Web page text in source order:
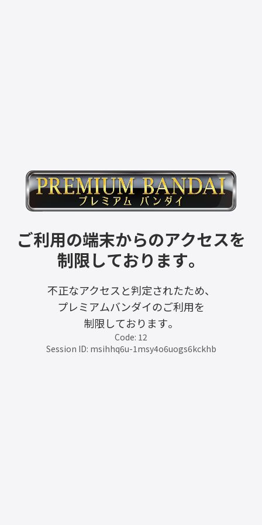
ご利用の端末からのアクセスを
制限しております。
不正なアクセスと判定されたため、
プレミアムバンダイのご利用を
制限しております。
Code: 12
Session ID: msihhq6u-1msy4o6uogs6kckhb